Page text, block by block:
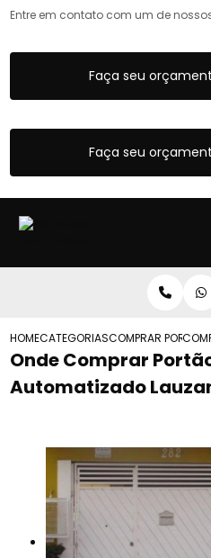
Entre em contato com um de
Faça seu
Faça seu
HOMECATEGORIASCOMPRAR
Onde Comprar
Automatizado